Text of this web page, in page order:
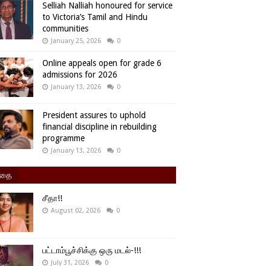
Selliah Nalliah honoured for service
to Victoria’s Tamil and Hindu
communities
January 25, 2026 0
Online appeals open for grade 6
admissions for 2026
January 13, 2026 0
President assures to uphold
financial discipline in rebuilding
programme
January 13, 2026 0
சீதா!!
August 02, 2026 0
பட்டாம்பூச்சிக்கு ஒரு மடல்-!!!
July 31, 2026 0